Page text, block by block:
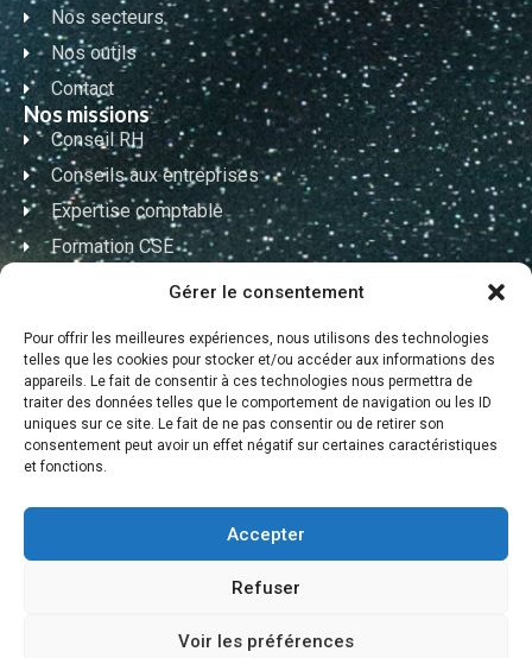
Gérer le consentement
Pour offrir les meilleures expériences, nous utilisons des technologies
telles que les cookies pour stocker et/ou accéder aux informations des
appareils. Le fait de consentir à ces technologies nous permettra de
traiter des données telles que le comportement de navigation ou les ID
uniques sur ce site. Le fait de ne pas consentir ou de retirer son
consentement peut avoir un effet négatif sur certaines caractéristiques
et fonctions.
Accepter
Refuser
Voir les préférences
Nos secteurs
Nos outils
Contact
Nos missions
Conseil RH
Conseils aux entreprises
Expertise comptable
Formation CSE
02 90 99 49 21
contact@coach-expertise.fr
Lundi – Vendredi : 9h-12h / 14h-17h